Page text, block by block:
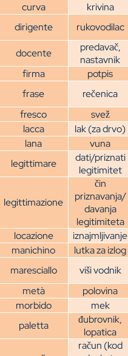
curva
krivina
dirigente
rukovodilac
docente
predavač,
nastavnik
firma
potpis
frase
rečenica
fresco
svež
lacca
lak (za drvo)
lana
vuna
legittimare
dati/priznati
legitimitet
legittimazione
čin
priznavanja/
davanja
legitimiteta
locazione iznajmljivanje
manichino
lutka za izlog
maresciallo
viši vodnik
metà
polovina
morbido
mek
paletta
đubrovnik,
lopatica
račun (kod